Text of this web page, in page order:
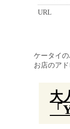
URL
ケータイ
お店のアド
大